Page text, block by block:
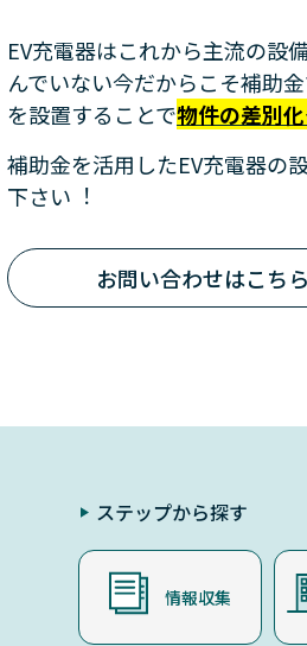
EV充電器はこれから主流の設
んでいない今だからこそ補助
を設置することで物件の差別化
補助金を活用したEV充電器の
下さい︕
お問い合わせはこちら
ステップから探す
情報収集